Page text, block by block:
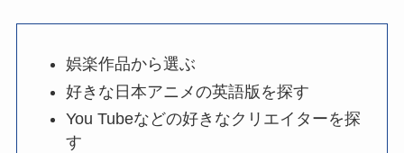
娯楽作品から選ぶ
好きな日本アニメの英語版を探す
You Tubeなどの好きなクリエイターを探
す